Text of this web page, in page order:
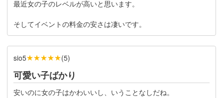
最近女の子のレベルが高いと思います。
そしてイベントの料金の安さは凄いです。
sio5★★★★★(5)
可愛い子ばかり
安いのに女の子はかわいいし、いうことなしだね。